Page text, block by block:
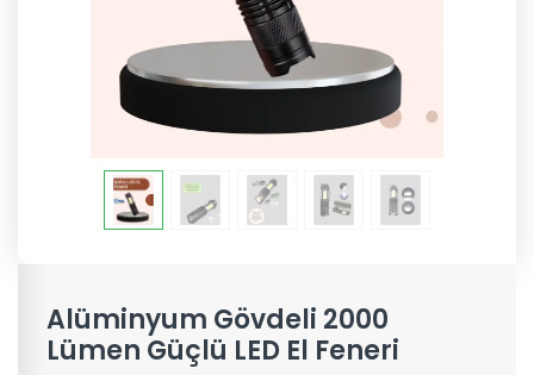
Alüminyum Gövdeli 2000
Lümen Güçlü LED El Feneri